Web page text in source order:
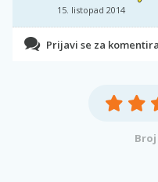
15. listopad 2014
Prijavi se za
Broj